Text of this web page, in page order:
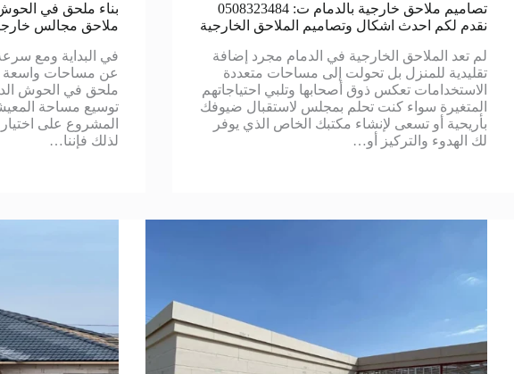
تصاميم ملاحق خارجية بالدمام ت: 0508323484
نقدم لكم احدث اشكال وتصاميم الملاحق الخارجية
لم تعد الملاحق الخارجية في الدمام مجرد إضافة
تقليدية للمنزل بل تحولت إلى مساحات متعددة
الاستخدامات تعكس ذوق أصحابها وتلبي احتياجاتهم
المتغيرة سواء كنت تحلم بمجلس لاستقبال ضيوفك
بأريحية أو تسعى لإنشاء مكتبك الخاص الذي يوفر
لك الهدوء والتركيز أو…
ملاحق مجالس
في البداية ومع
عن مساحات واسعة
ملحق في الحوش
توسيع مساحة
المشروع على
لذلك فإننا…